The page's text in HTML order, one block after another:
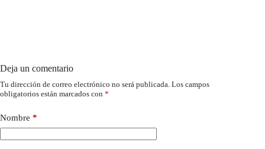
Deja un comentario
Tu dirección de correo electrónico no será publicada. Los campos
obligatorios están marcados con *
Nombre *